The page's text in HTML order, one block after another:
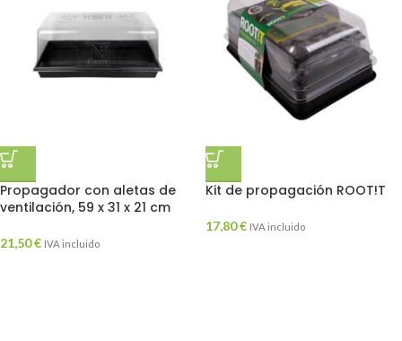
Propagador con aletas de
ventilación, 59 x 31 x 21 cm
21,50€ IVA incluido
Kit de propagación ROOT!T
17,80€ IVA incluido